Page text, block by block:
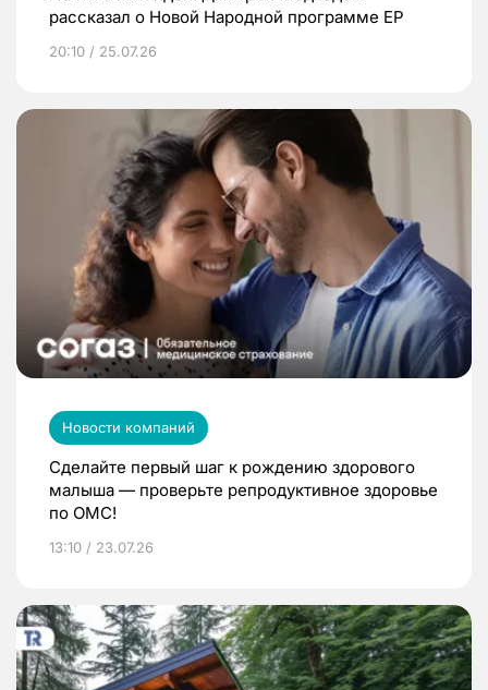
рассказал о Новой Народной программе ЕР
20:10 / 25.07.26
Новости компаний
Сделайте первый шаг к рождению здорового
малыша — проверьте репродуктивное здоровье
по ОМС!
13:10 / 23.07.26